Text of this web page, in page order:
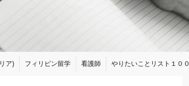
ア) フィリピン留学 看護師 やりたいことリスト１００